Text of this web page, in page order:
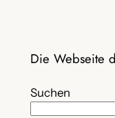
Die Webseite
Suchen